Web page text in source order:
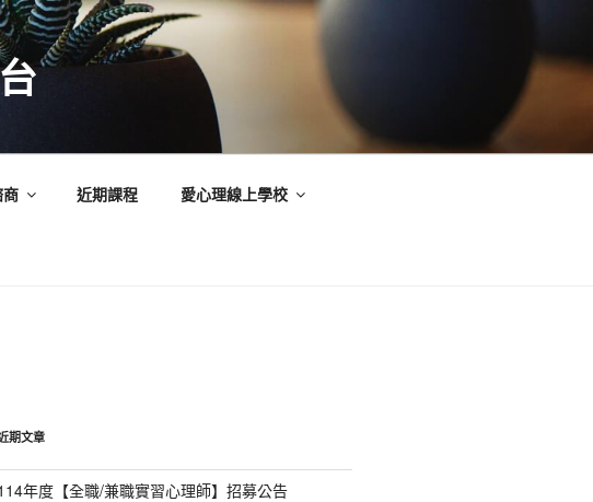
近期課程 愛心理線上學校
期文章
年度【全職/兼職實習心理師】招募公告